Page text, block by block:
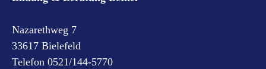
Nazarethweg 7
33617 Bielefeld
Telefon 0521/144-5770